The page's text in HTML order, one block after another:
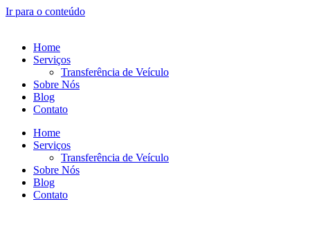
Ir para o conteúdo
Home
Serviços
Transferência de Veículo
Sobre Nós
Blog
Contato
Home
Serviços
Transferência de Veículo
Sobre Nós
Blog
Contato